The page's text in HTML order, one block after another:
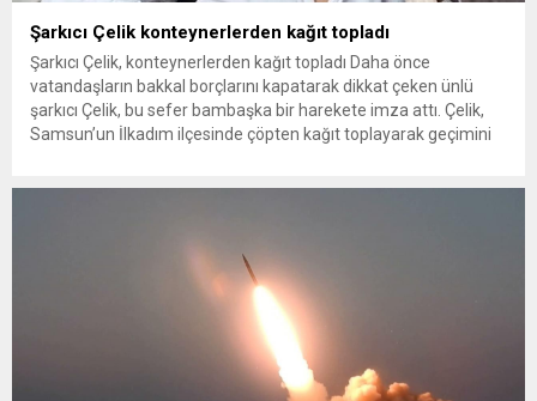
Şarkıcı Çelik konteynerlerden kağıt topladı
Şarkıcı Çelik, konteynerlerden kağıt topladı Daha önce
vatandaşların bakkal borçlarını kapatarak dikkat çeken ünlü
şarkıcı Çelik, bu sefer bambaşka bir harekete imza attı. Çelik,
Samsun’un İlkadım ilçesinde çöpten kağıt toplayarak geçimini